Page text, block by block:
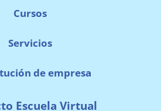
Cursos
Servicios
de empresa
Escuela Virtual